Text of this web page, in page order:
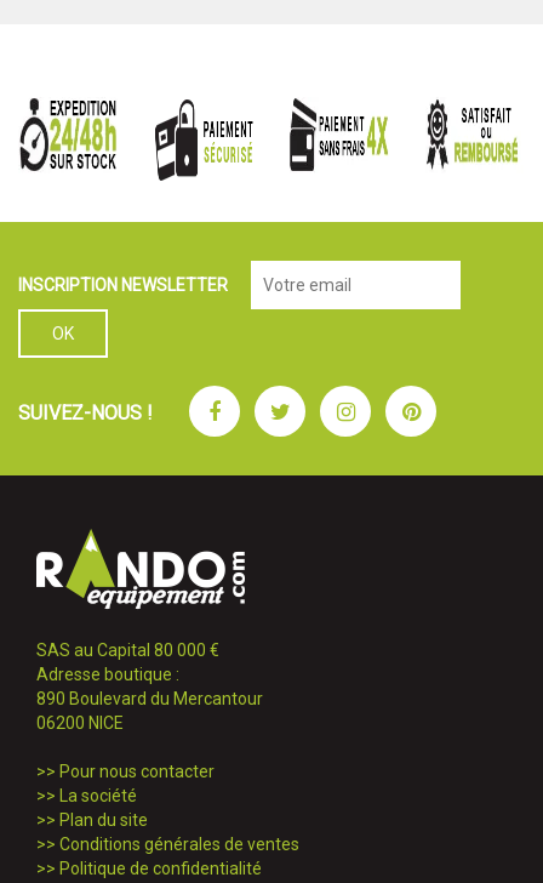
INSCRIPTION NEWSLETTER
SUIVEZ-NOUS ! FacebookTwitterInstagramPinterest
SAS au Capital 80 000 €
Adresse boutique :
890 Boulevard du Mercantour
06200 NICE
>> Pour nous contacter
>>
La société
>> Plan du site
>> Conditions générales de ventes
>> Politique de confidentialité